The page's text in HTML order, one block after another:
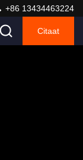
+86 13434463224
Citaat